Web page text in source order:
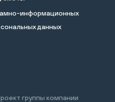
информационных
данных
группы компании